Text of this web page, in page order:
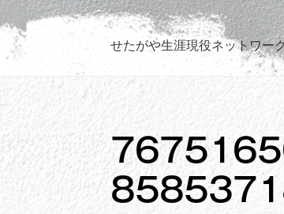
ン
ス
ス
ッ
せたがや生涯現役ネットワー